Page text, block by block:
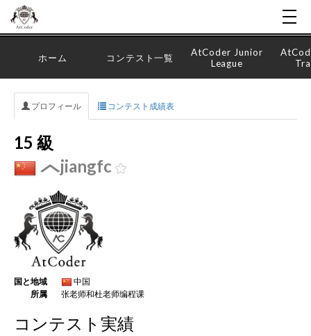
ホーム コンテスト一覧
AtCoder Junior
League
プロフィール コンテスト成績表
15 級
jiangfc
国と地域
中国
所属
张老师和杜老师编程课
コンテスト実績